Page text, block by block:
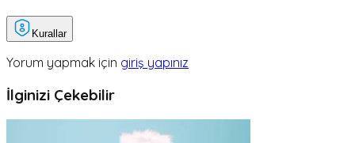
Kurallar
Yorum yapmak için giriş yapınız
İlginizi Çekebilir